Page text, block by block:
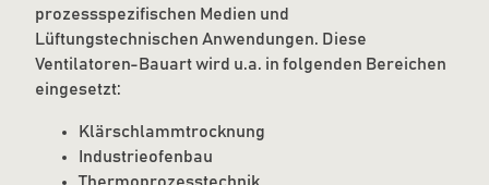
prozessspezifischen Medien und
Lüftungstechnischen Anwendungen. Diese
Ventilatoren-Bauart wird u.a. in folgenden Bereichen
eingesetzt:
Klärschlammtrocknung
Industrieofenbau